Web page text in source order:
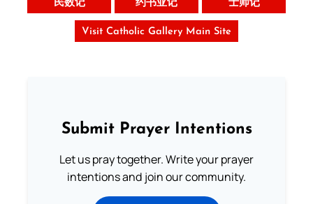
民数记 约书亚记 士师记
Visit Catholic Gallery Main Site
Submit Prayer Intentions
Let us pray together. Write your prayer
intentions and join our community.